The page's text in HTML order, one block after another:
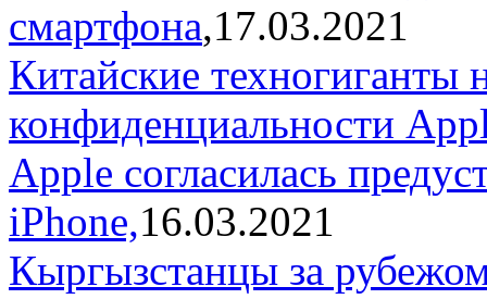
смартфона,17.03.2021
Китайские
конфиденциальности
Apple согласилась
iPhone,16.03.2021
Кыргызстанцы за